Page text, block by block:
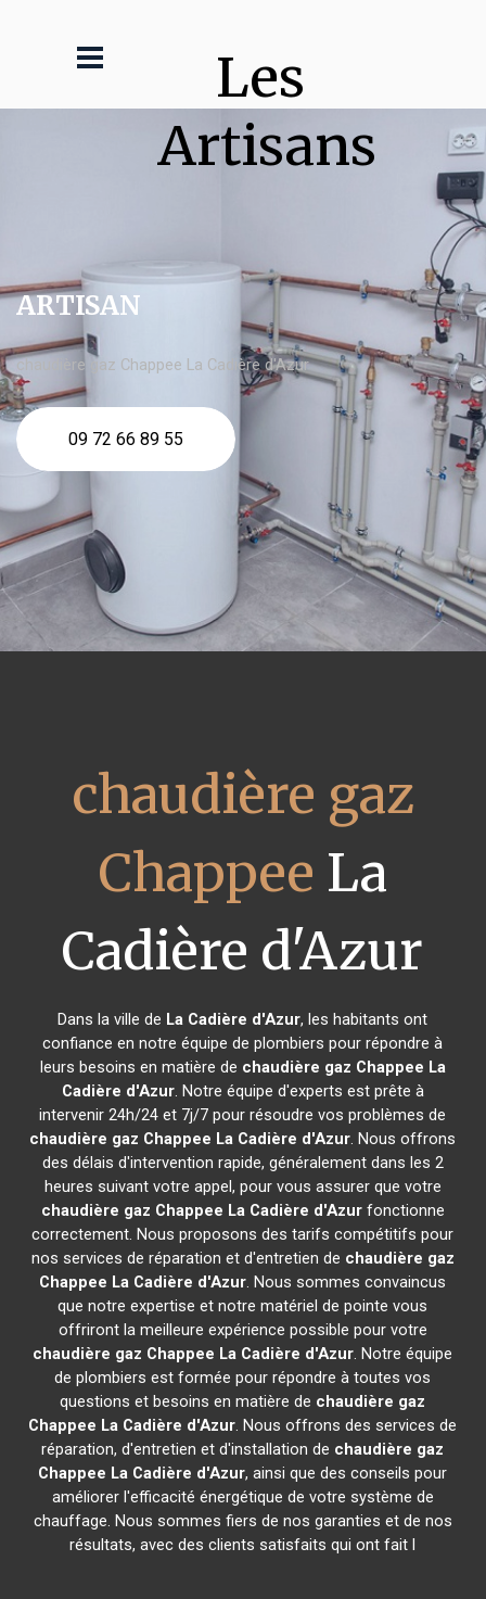
Les
Artisans
ARTISAN
chaudière gaz Chappee La Cadière d'Azur
09 72 66 89 55
chaudière gaz
Chappee La
Cadière d'Azur
Dans la ville de La Cadière d'Azur, les habitants ont
confiance en notre équipe de plombiers pour répondre à
leurs besoins en matière de chaudière gaz Chappee La
Cadière d'Azur. Notre équipe d'experts est prête à
intervenir 24h/24 et 7j/7 pour résoudre vos problèmes de
chaudière gaz Chappee La Cadière d'Azur. Nous offrons
des délais d'intervention rapide, généralement dans les 2
heures suivant votre appel, pour vous assurer que votre
chaudière gaz Chappee La Cadière d'Azurfonctionne
correctement. Nous proposons des tarifs compétitifs pour
nos services de réparation et d'entretien de chaudière gaz
Chappee La Cadière d'Azur. Nous sommes convaincus
que notre expertise et notre matériel de pointe vous
offriront la meilleure expérience possible pour votre
chaudière gaz Chappee La Cadière d'Azur. Notre équipe
de plombiers est formée pour répondre à toutes vos
questions et besoins en matière de chaudière gaz
Chappee La Cadière d'Azur. Nous offrons des services de
réparation, d'entretien et d'installation de chaudière gaz
Chappee La Cadière d'Azur, ainsi que des conseils pour
améliorer l'efficacité énergétique de votre système de
chauffage. Nous sommes fiers de nos garanties et de nos
résultats, avec des clients satisfaits qui ont fait l